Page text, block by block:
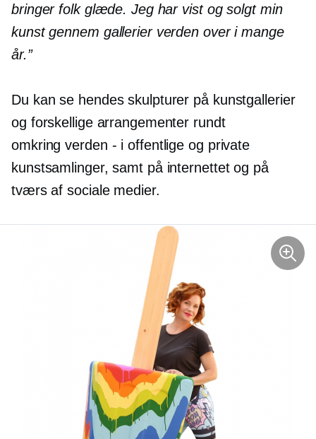
bringer folk glæde. Jeg har vist og solgt min
kunst gennem gallerier verden over i mange
år.”
Du kan se hendes skulpturer på kunstgallerier
og forskellige arrangementer rundt
omkringverden - i offentlige og private
kunstsamlinger, samt på internettet og på
tværs af sociale medier.